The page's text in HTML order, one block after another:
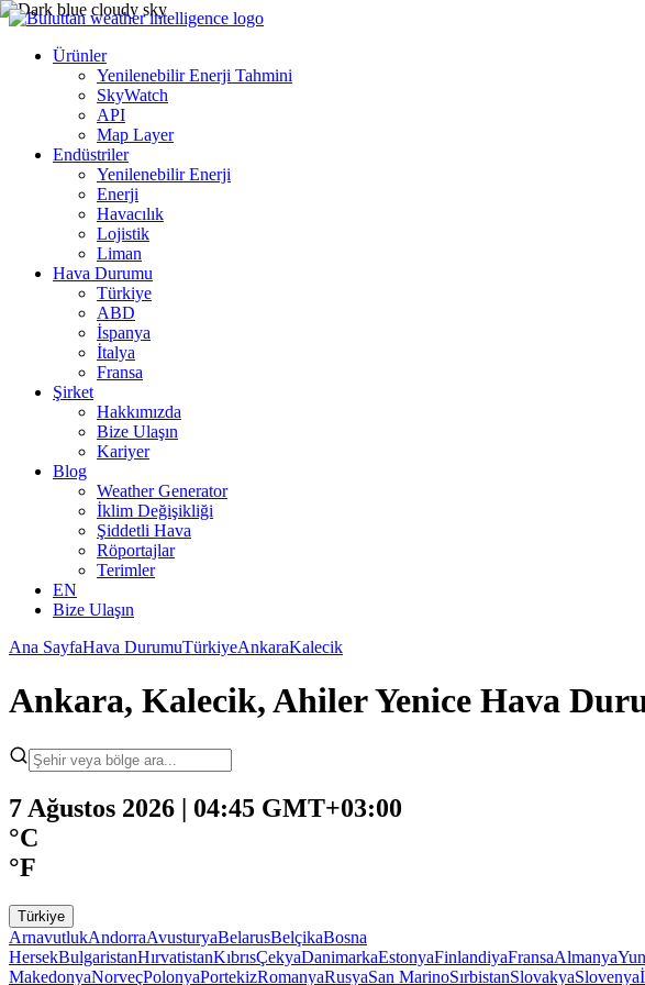
Ürünler
Yenilenebilir Enerji Tahmini
SkyWatch
API
Map Layer
Endüstriler
Yenilenebilir Enerji
Enerji
Havacılık
Lojistik
Liman
Hava Durumu
Türkiye
ABD
İspanya
İtalya
Fransa
Şirket
Hakkımızda
Bize Ulaşın
Kariyer
Blog
Weather Generator
İklim Değişikliği
Şiddetli Hava
Röportajlar
Terimler
EN
Bize Ulaşın
Ana SayfaHava DurumuTürkiyeAnkaraKalecik
Ankara, Kalecik, Ahiler Yenice Hava
7 Ağustos 2026 | 04:45 GMT+03:00
°C
°F
Türkiye
ArnavutlukAndorraAvusturyaBelarusBelçikaBosna
HersekBulgaristanHırvatistanKıbrısÇekyaDanimarkaEstonyaFinlandiyaFransaAlmanya
MakedonyaNorveçPolonyaPortekizRomanyaRusyaSan MarinoSırbistanSlovakyaSlovenya